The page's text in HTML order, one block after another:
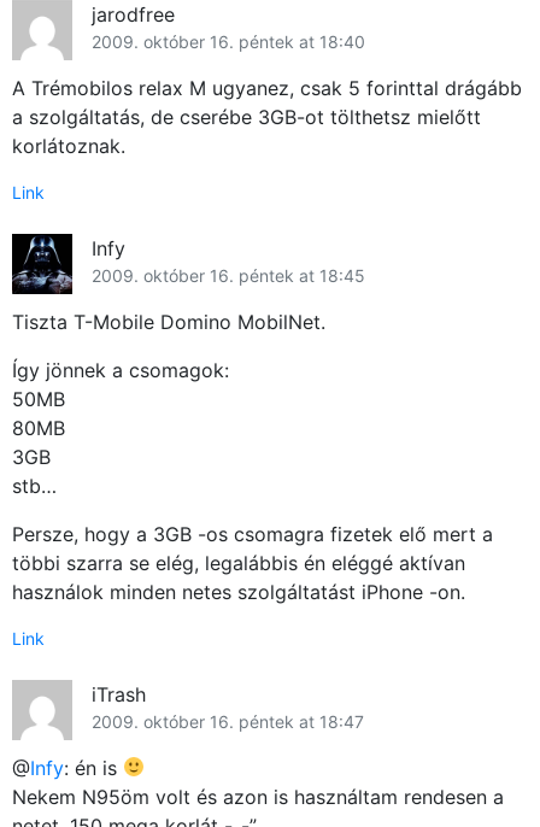
jarodfree
2009. október 16. péntek at 18:40
A Trémobilos relax M ugyanez, csak 5 forinttal drágább
a szolgáltatás, de cserébe 3GB-ot tölthetsz mielőtt
korlátoznak.
Link
Infy
2009. október 16. péntek at 18:45
Tiszta T-Mobile Domino MobilNet.
Így jönnek a csomagok:
50MB
80MB
3GB
stb…
Persze, hogy a 3GB -os csomagra fizetek elő mert a
többi szarra se elég, legalábbis én eléggé aktívan
használok minden netes szolgáltatást iPhone -on.
Link
iTrash
2009. október 16. péntek at 18:47
@Infy: én is
Nekem N95öm volt és azon is használtam rendesen a